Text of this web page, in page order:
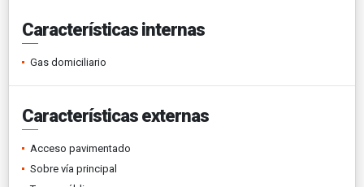
Características internas
Gas domiciliario
Características externas
Acceso pavimentado
Sobre vía principal